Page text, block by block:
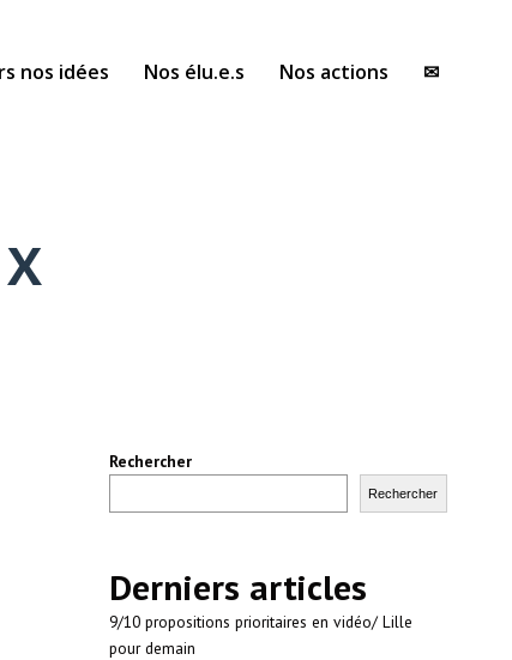
nos idées Nos élu.e.s Nos actions ✉
Rechercher
Rechercher
Derniers articles
9/10 propositions prioritaires en vidéo/ Lille
pour demain